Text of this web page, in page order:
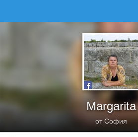
Margarita
от София